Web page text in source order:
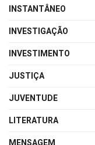
INSTANTÂNEO
INVESTIGAÇÃO
INVESTIMENTO
JUSTIÇA
JUVENTUDE
LITERATURA